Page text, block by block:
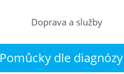
Doprava a služby
Kontakt Košík
Pomůcky dle diagnózy